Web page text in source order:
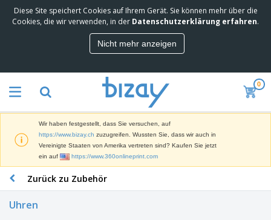
Diese Site speichert Cookies auf Ihrem Gerät. Sie können mehr über die
Cookies, die wir verwenden, in der Datenschutzerklärung erfahren.
Nicht mehr anzeigen
0
Wir haben festgestellt, dass Sie versuchen, auf
https://www.bizay.ch zuzugreifen. Wussten Sie, dass wir auch in
Vereinigte Staaten von Amerika vertreten sind? Kaufen Sie jetzt
ein auf
https://www.360onlineprint.com
Zurück zu Zubehör
Uhren